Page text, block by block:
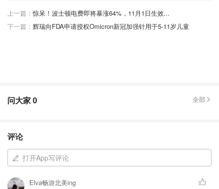
上一篇： 惊呆！波士顿电费即将暴涨64%，11月1日生效...
下一篇： 辉瑞向FDA申请授权Omicron新冠加强针用于5-11岁儿童
问大家0 全部
评论
打开App写评论
Elva畅游北美ing